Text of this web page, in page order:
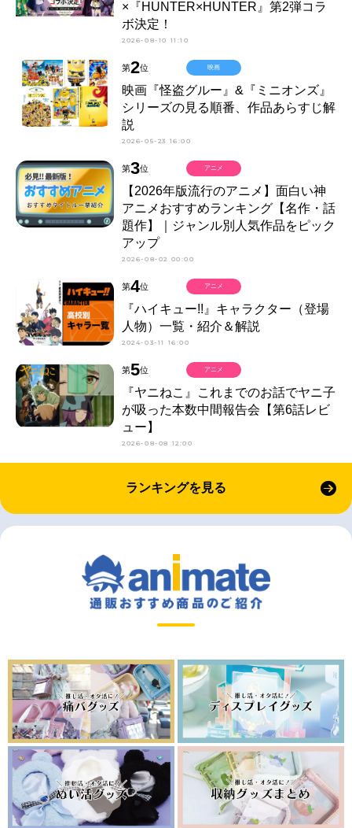
×『HUNTER×HUNTER』第2弾コラ
ボ決定！
2026-08-10 11:10
第2位
映画『怪盗グルー』&『ミニオンズ』
シリーズの見る順番、作品あらすじ解
説
2026-05-23 16:00
映画
第3位
【2026年版流行のアニメ】面白い神
アニメおすすめランキング【名作・話
題作】｜ジャンル別人気作品をピック
アップ
2026-08-02 00:00
アニメ
第4位
『ハイキュー!!』キャラクター（登場
人物）一覧・紹介＆解説
2024-03-11 16:00
アニメ
第5位
『ヤニねこ』これまでのお話でヤニ子
が吸った本数中間報告会【第6話レビ
ュー】
2026-08-08 12:00
アニメ
ランキングを見る